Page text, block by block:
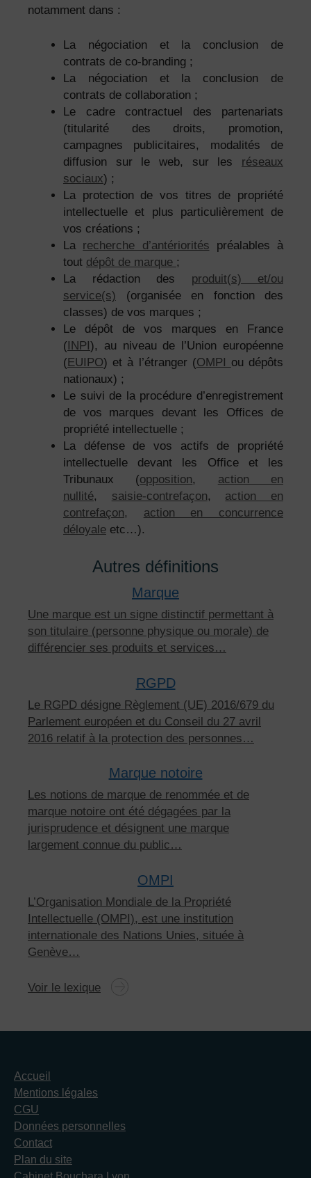
notamment dans :
La négociation et la conclusion de
contrats de co-branding ;
La négociation et la conclusion de
contrats de collaboration ;
Le cadre contractuel des partenariats
(titularité des droits, promotion,
campagnes publicitaires, modalités de
diffusion sur le web, sur les réseaux
sociaux) ;
La protection de vos titres de propriété
intellectuelle et plus particulièrement de
vos créations ;
La recherche d’antériorités préalables à
tout dépôt de marque ;
La rédaction des produit(s) et/ou
service(s)
(organisée en fonction des
classes) de vos marques ;
Le dépôt de vos marques en France
(INPI), au niveau de l’Union européenne
(EUIPO) et à l’étranger (OMPI ou dépôts
nationaux) ;
Le suivi de la procédure d’enregistrement
de vos marques devant les Offices de
propriété intellectuelle ;
La défense de vos actifs de propriété
intellectuelle devant les Office et les
Tribunaux (opposition, action en
nullité, saisie-contrefaçon, action en
contrefaçon,
action en concurrence
déloyale etc…).
Autres définitions
Marque
Une marque est un signe distinctif permettant à
son titulaire (personne physique ou morale) de
différencier ses produits et services…
RGPD
Le RGPD désigne Règlement (UE) 2016/679 du
Parlement européen et du Conseil du 27 avril
2016 relatif à la protection des personnes…
Marque notoire
Les notions de marque de renommée et de
marque notoire ont été dégagées par la
jurisprudence et désignent une marque
largement connue du public…
OMPI
L’Organisation Mondiale de la Propriété
Intellectuelle (OMPI), est une institution
internationale des Nations Unies, située à
Genève…
Voir le lexique
Accueil
Mentions légales
CGU
Données personnelles
Contact
Plan du site